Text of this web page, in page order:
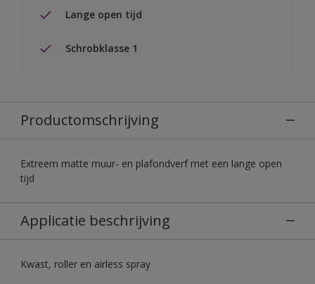
Lange open tijd
Schrobklasse 1
Productomschrijving
Extreem matte muur- en plafondverf met een lange open
tijd
Applicatie beschrijving
Kwast, roller en airless spray